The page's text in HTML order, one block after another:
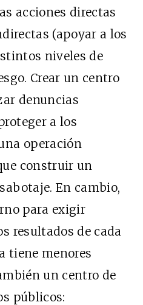
acciones directas
(apoyar a los
niveles de
Crear un centro
denuncias
a los
operación
construir un
En cambio,
para exigir
resultados de cada
tiene menores
un centro de
públicos: